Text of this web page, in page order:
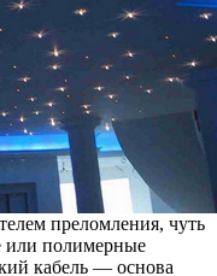
преломления, чуть
или полимерные
кабель — основа